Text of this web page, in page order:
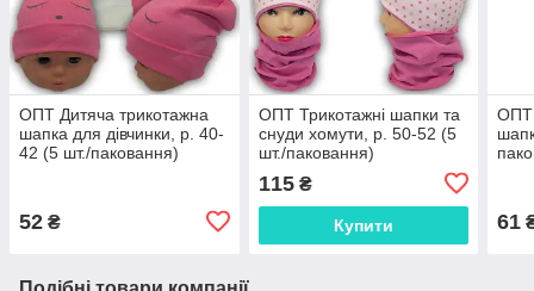
ОПТ Дитяча трикотажна
шапка для дівчинки, р. 40-
42 (5 шт./паковання)
52 ₴
ОПТ Трикотажні шапки та
снуди хомути, р. 50-52 (5
шт./паковання)
115₴
Купити
ОПТ
61